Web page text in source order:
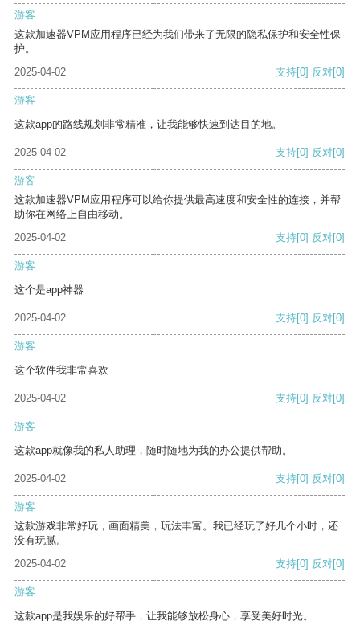
游客
这款加速器VPM应用程序已经为我们带来了无限的隐私保护和安全性保
护。
2025-04-02
支持[0] 反对[0]
游客
这款app的路线规划非常精准，让我能够快速到达目的地。
2025-04-02 支持[0] 反对[0]
游客
这款加速器VPM应用程序可以给你提供最高速度和安全性的连接，并帮
助你在网络上自由移动。
2025-04-02
支持[0] 反对[0]
游客
这个是app神器
2025-04-02 支持[0] 反对[0]
游客
这个软件我非常喜欢
2025-04-02 支持[0] 反对[0]
游客
这款app就像我的私人助理，随时随地为我的办公提供帮助。
2025-04-02 支持[0] 反对[0]
游客
这款游戏非常好玩，画面精美，玩法丰富。我已经玩了好几个小时，还
没有玩腻。
2025-04-02
支持[0] 反对[0]
游客
这款app是我娱乐的好帮手，让我能够放松身心，享受美好时光。